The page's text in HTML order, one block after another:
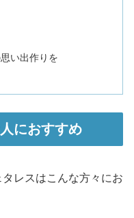
い出作りを
におすすめ
レスはこんな方々にお